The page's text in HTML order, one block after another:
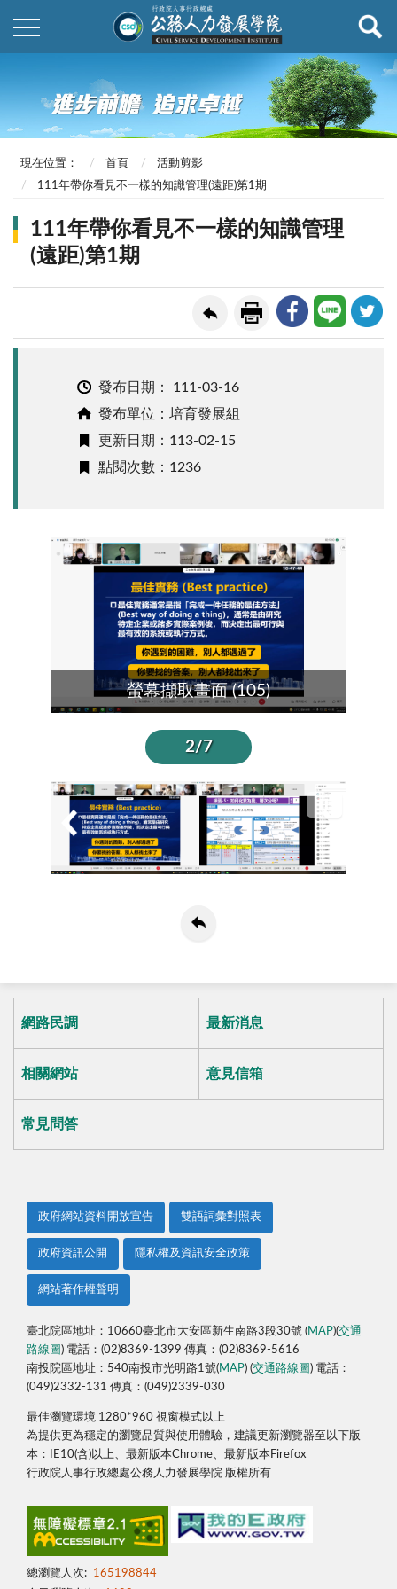
現在位置： 首頁
活動剪影
111年帶你看見不一樣的知識管理(遠距)第1期
111年帶你看見不一樣的知識管理
(遠距)第1期
發布日期： 111-03-16
發布單位：培育發展組
更新日期：113-02-15
點閱次數：1236
螢幕擷取畫面 (105)
2/7
網路民調 最新消息
相關網站 意見信箱
常見問答
政府網站資料開放宣告 雙語詞彙對照表
政府資訊公開 隱私權及資訊安全政策
網站著作權聲明
臺北院區地址：10660臺北市大安區新生南路3段30號 (MAP)(交通
路線圖) 電話：(02)8369-1399 傳真：(02)8369-5616
南投院區地址：540南投市光明路1號(MAP) (交通路線圖) 電話：
(049)2332-131 傳真：(049)2339-030
最佳瀏覽環境 1280*960 視窗模式以上
為提供更為穩定的瀏覽品質與使用體驗，建議更新瀏覽器至以下版
本：IE10(含)以上、最新版本Chrome、最新版本Firefox
行政院人事行政總處公務人力發展學院 版權所有
總瀏覽人次:
165198844